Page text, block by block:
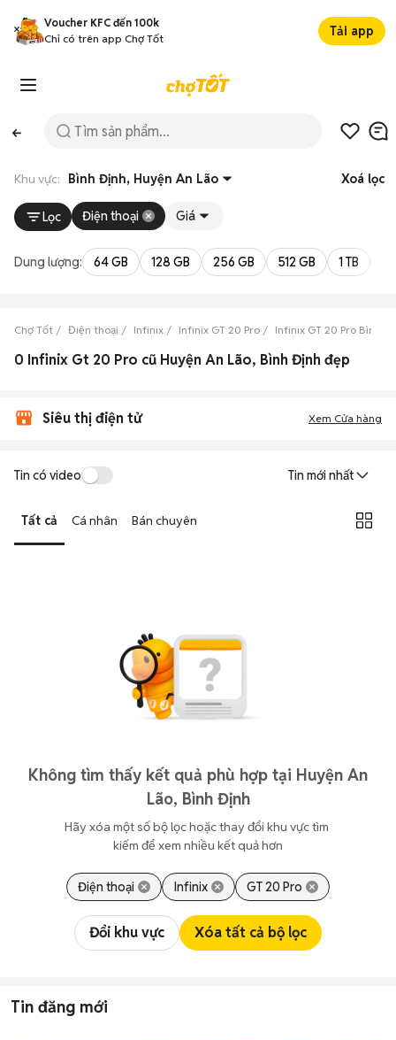
Voucher KFC đến 100k
Chỉ có trên app Chợ Tốt
Tải app
Khu vực: Bình Định, Huyện An Lão Xoá lọc
Lọc Điện thoại Giá
Dung lượng: 64 GB 128 GB 256 GB 512 GB 1 TB
Chợ Tốt Điện thoại Infinix Infinix GT 20 Pro Infinix GT 20 Pro Bình
0 Infinix Gt 20 Pro cũ Huyện An Lão, Bình Định đẹp
Siêu thị điện tử Xem Cửa hàng
Tin có video Tin mới nhất
Tất cả Cá nhân Bán chuyên
Không tìm thấy kết quả phù hợp tại Huyện An
Lão, Bình Định
Hãy xóa một số bộ lọc hoặc thay đổi khu vực tìm
kiếm để xem nhiều kết quả hơn
Điện thoại Infinix GT 20 Pro
Đổi khu vực Xóa tất cả bộ lọc
Tin đăng mới